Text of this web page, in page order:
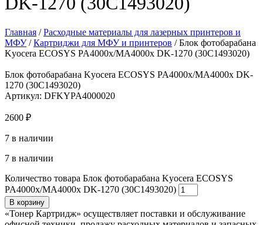
Главная /Расходные материалы для лазерных принтеров и
МФУ/Картриджи для МФУ и принтеров / Блок фотобарабана
Kyocera ECOSYS PA4000x/MA4000x DK-1270 (30C1493020)
Блок фотобарабана Kyocera ECOSYS PA4000x/MA4000x DK-
1270 (30C1493020)
Артикул: DFKYPA4000020
2600 ₽
7 в наличии
7 в наличии
Количество товара Блок фотобарабана Kyocera ECOSYS
PA4000x/MA4000x DK-1270 (30C1493020)
В корзину
«Тонер Картридж» осуществляет поставки и обслуживание